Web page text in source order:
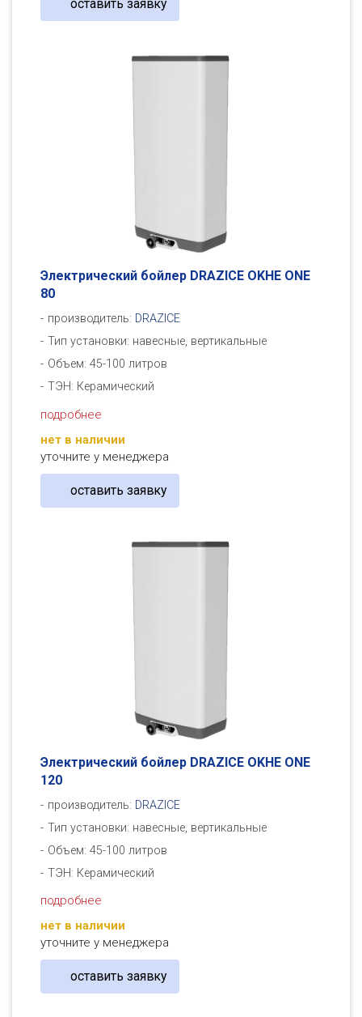
оставить заявку
Электрический бойлер DRAZICE OKHE ONE
80
производитель: DRAZICE
Тип установки: навесные, вертикальные
Объем: 45-100 литров
ТЭН: Керамический
подробнее
нет в наличии
уточните у менеджера
оставить заявку
Электрический бойлер DRAZICE OKHE ONE
120
производитель: DRAZICE
Тип установки: навесные, вертикальные
Объем: 45-100 литров
ТЭН: Керамический
подробнее
нет в наличии
уточните у менеджера
оставить заявку